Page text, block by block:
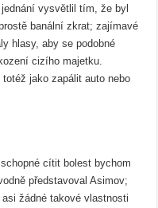
vysvětlil tím, že byl
banální zkrat; zajímavé
hlasy, aby se podobné
cizího majetku.
jako zapálit auto nebo
cítit bolest bychom
představoval Asimov;
žádné takové vlastnosti